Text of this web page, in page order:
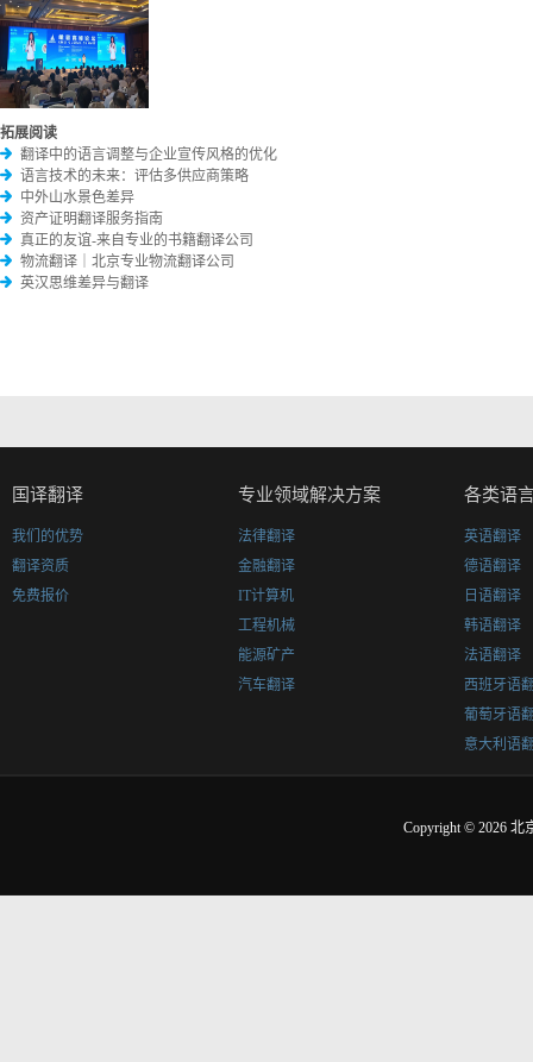
拓展阅读
翻译中的语言调整与企业宣传风格的优化
语言技术的未来：评估多供应商策略
中外山水景色差异
资产证明翻译服务指南
真正的友谊-来自专业的书籍翻译公司
物流翻译｜北京专业物流翻译公司
英汉思维差异与翻译
国译翻译
我们的优势
翻译资质
免费报价
专业领域解决方案
法律翻译
金融翻译
IT计算机
工程机械
能源矿产
汽车翻译
各类语
英语翻译
德语翻译
日语翻译
韩语翻译
法语翻译
西班牙语
葡萄牙语
意大利语
Copyright © 2026 北